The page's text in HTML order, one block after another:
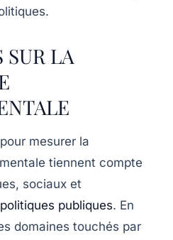
SUR LA
mesurer la
tiennent compte
sociaux et
politiques publiques. En
domaines touchés par